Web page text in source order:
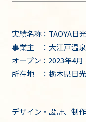
実績名称：TAOYA日
事業主 ：大江戸温
オープン：2023年4月
所在地 ：栃木県日
デザイン・設計、制